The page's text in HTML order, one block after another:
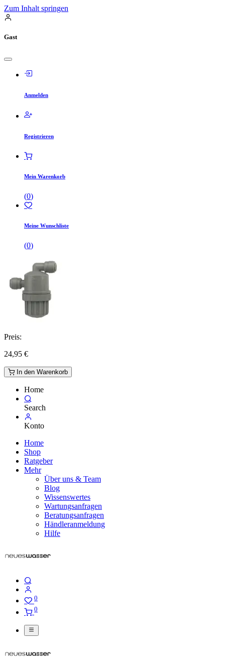
Zum Inhalt springen
Gast
Anmelden
Registrieren
Mein Warenkorb
(0)
Meine Wunschliste
(0)
Preis:
24,95 €
In den Warenkorb
Home
Search
Konto
Home
Shop
Ratgeber
Mehr
Über uns & Team
Blog
Wissenswertes
Wartungsanfragen
Beratungsanfragen
Händleranmeldung
Hilfe
0
0